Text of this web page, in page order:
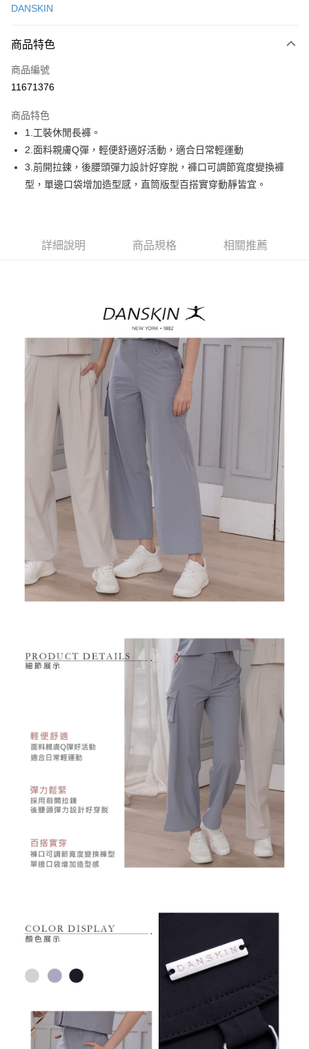
LINE Pay
Apple Pay
悠遊付
AFTEE先享後付
相關說明
【關於「AFTEE先享後付」】
AFTEE先享後付是「在收到商品之後才付款」的支付方式。 讓您購物簡單
３．安心：先確認商品／服務後，再付款。
３．收到繳費通知簡訊後14天內，點擊此簡訊中的連結，可透過四大超商／
ATM／網路銀行／等多元方式進行付款，方視為交易完成。
※ 請注意：結帳手續完成當下不需立刻繳費，但若您需要取消訂單，請聯絡
購買商品的店家。未經商家同意取消之訂單仍視為有效，需透過AFTEE先享
後付繳納相關費用。
※ 交易是否成功請以「AFTEE先享後付 」之結帳頁面顯示為準，若有關於
是否繳費成功／繳費後需取消欲退款等相關疑問，請聯繫「AFTEE先享後付
客戶支援中心」
https://netprotections.freshdesk.com/support/home
【注意事項】
１．透過由恩沛科技股份有限公司提供之「AFTEE先享後付」服務完成之交
易，需依本服務之必要範圍內提供個人資料，並將交易相關給付款項請求債
權轉讓予恩沛科技股份有限公司。
２．關於個人資料處理事宜，請瀏覽以下網址：
３．未成年的使用者請事先徵得法定代理人或監護人之同意方可使用
「AFTEE先享後付」，若未經同意申辦者引起之損失，本公司不負相關責
４．使用「AFTEE先享後付」時，將依據個別帳號之用戶狀況，依本公司即
時審查核予不同之上限額度；若仍有額度不足之情形，本公司將視審查結果
請求用戶進行身份認證。
５．嚴禁一人註冊多個帳號或使用他人資訊註冊。若發現惡意使用之情形，
恩沛科技股份有限公司將有權停止該用戶之使用額度並採取法律行動。
ATM付款
全家取貨付款
免運費
付款後萊爾富取貨
7-11取貨付款
付款後7-11取貨
免運費
DANSKIN
商品特色
商品編號
11671376
商品特色
1.工裝休閒長褲。
2.面料親膚Q彈，輕便舒適好活動，適合日常輕運動
3.前開拉鍊，後腰頭彈力設計好穿脫，褲口可調節寬度變換褲
型，單邊口袋增加造型感，直筒版型百搭實穿動靜皆宜。
詳細說明 商品規格 相關推薦